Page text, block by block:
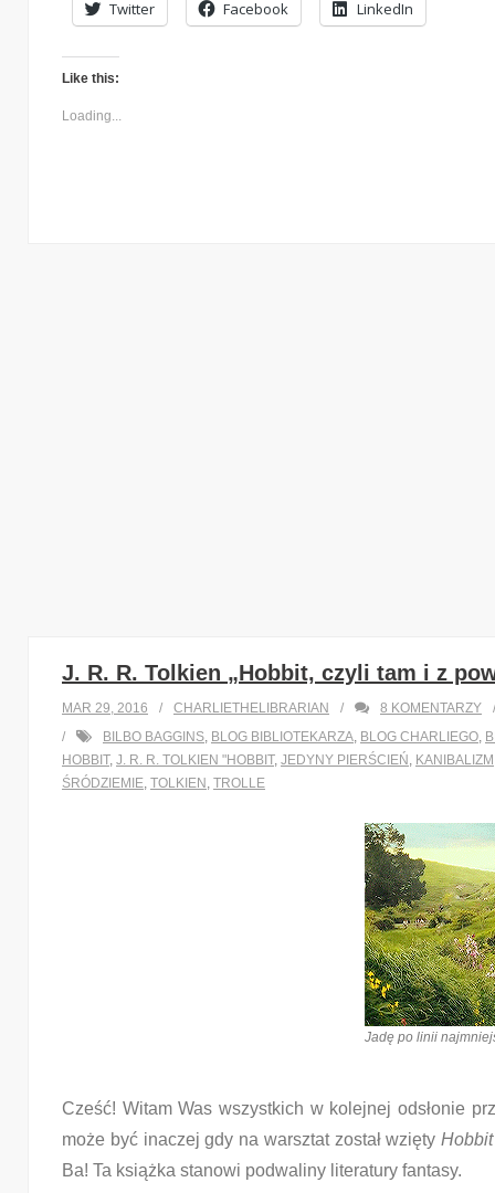
Twitter Facebook LinkedIn
Like this:
Loading...
J. R. R. Tolkien „Hobbit, czyli tam i z
MAR 29, 2016 CHARLIETHELIBRARIAN 8 KOMENTARZY
BILBO BAGGINS, BLOG BIBLIOTEKARZA, BLOG CHARLIEGO,
HOBBIT, J. R. R. TOLKIEN "HOBBIT, JEDYNY PIERŚCIEŃ , KANIBALIZM
ŚRÓDZIEMIE, TOLKIEN , TROLLE
Jadę po linii
Cześć! Witam Was wszystkich w kolejnej odsłonie
może być inaczej gdy na warsztat został wzięty Hobbit
Ba! Ta książka stanowi podwaliny literatury fantasy.